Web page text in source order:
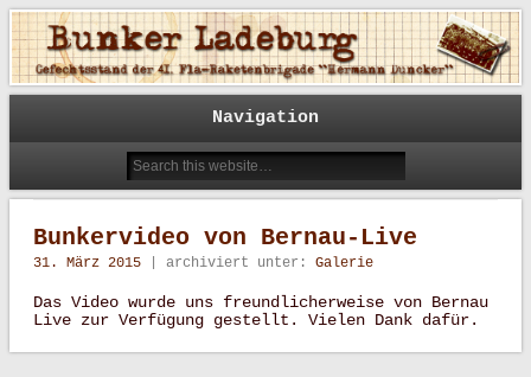
Bunker Ladeburg
41. Fla-Raketenbrigade "Hermann Duncker"
Navigation
Bunkervideo von Bernau-Live
31. März 2015| archiviert unter: Galerie
Das Video wurde uns freundlicherweise von Bernau
Live zur Verfügung gestellt. Vielen Dank dafür.